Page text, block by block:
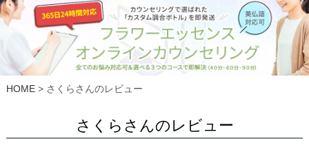
HOME さくらさんのレビュー
さくらさんのレビュー